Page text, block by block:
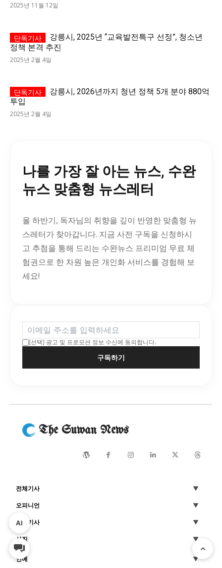
2025년 11월 12일
강릉시, 2025년 “교육발전특구 선정”, 청소년
정책 본격 추진
2025년 2월 4일
강릉시, 2026년까지 청년 정책 5개 분야 880억
투입
2025년 2월 4일
나를 가장 잘 아는 뉴스, 수완
뉴스 맞춤형 뉴스레터
올 하반기, 독자님의 취향을 깊이 반영한 맞춤형 뉴
스레터가 찾아갑니다. 지금 사전 구독을 신청하시
고 추첨을 통해 드리는 수완뉴스 프리미엄 무료 체
험권으로 한 차원 높은 개인화 서비스를 경험해 보
세요!
[선택] 광고 및 프로모션 정보 수신에 동의합니다.
구독하기
The Suwan News
전체기사
오피니언
기획기사
사진
연예
AI